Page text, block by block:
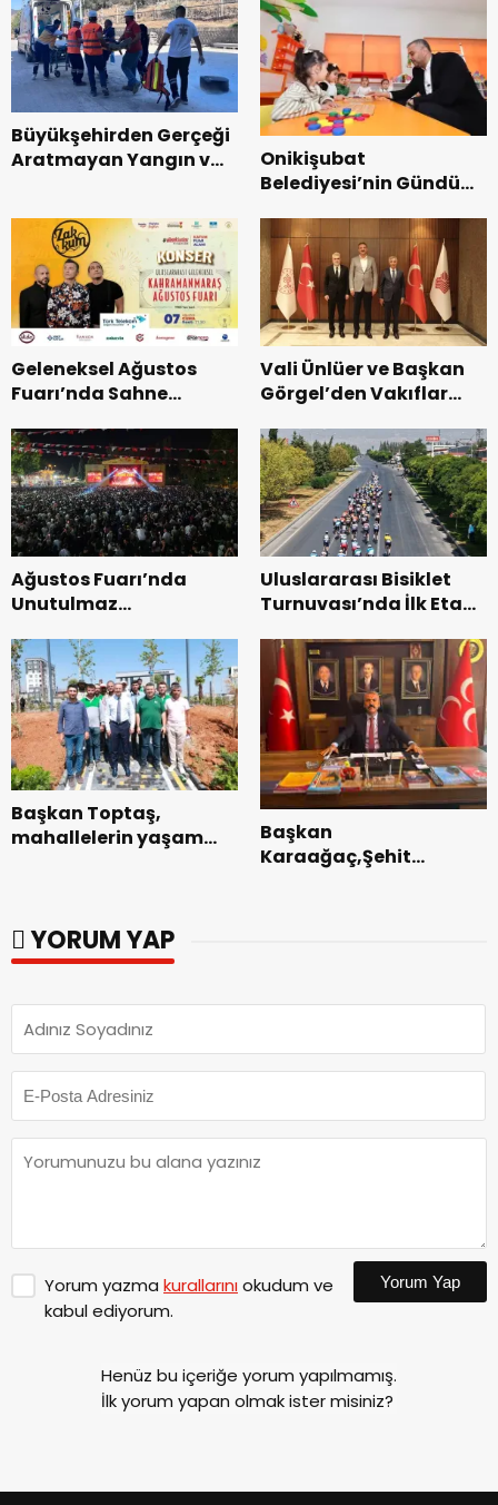
Büyükşehirden Gerçeği
Aratmayan Yangın ve
Onikişubat
Belediyesi’nin Gündüz
dönemin ön kayıtları
başladı.
Geleneksel Ağustos
Fuarı’nda Sahne
Vali Ünlüer ve Başkan
Görgel’den Vakıflar
ziyaret.
Ağustos Fuarı’nda
Unutulmaz
Uluslararası Bisiklet
Turnuvası’nda İlk Etap
Tamamlandı.
Başkan Toptaş,
mahallelerin yaşam
Başkan
Karaağaç,Şehit
YORUM YAP
Yorum yazma kurallarınıokudum ve
kabul ediyorum.
Yorum Yap
Henüz bu içeriğe yorum yapılmamış.
İlk yorum yapan olmak ister misiniz?